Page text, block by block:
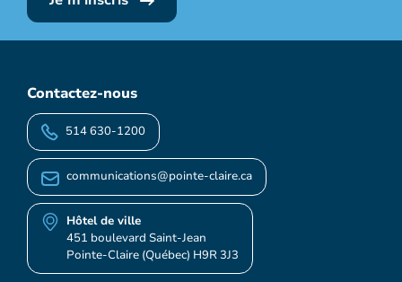
Contactez-nous
514 630-1200
communications@pointe-claire.ca
Hôtel de ville
451 boulevard Saint-Jean
Pointe-Claire (Québec) H9R 3J3